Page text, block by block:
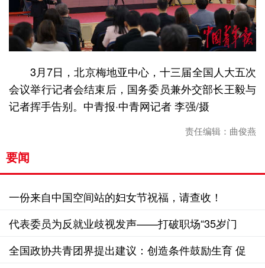
3月7日，北京梅地亚中心，十三届全国人大五次
会议举行记者会结束后，国务委员兼外交部长王毅与
记者挥手告别。中青报·中青网记者 李强/摄
责任编辑：曲俊燕
要闻
一份来自中国空间站的妇女节祝福，请查收！
代表委员为反就业歧视发声——打破职场“35岁门
槛”成两会“热词”
全国政协共青团界提出建议：创造条件鼓励生育 促